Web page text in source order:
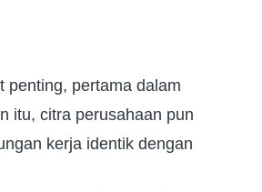
penting, pertama dalam
itu, citra perusahaan pun
kerja identik dengan